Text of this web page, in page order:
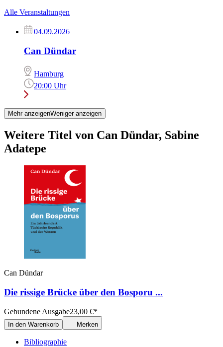
Alle Veranstaltungen
04.09.2026
Can Dündar
Hamburg
20:00 Uhr
Mehr anzeigenWeniger anzeigen
Weitere Titel von Can Dündar, Sabine
Adatepe
Can Dündar
Die rissige Brücke über den Bosporu ...
Gebundene Ausgabe23,00 €*
In den Warenkorb Merken
Bibliographie